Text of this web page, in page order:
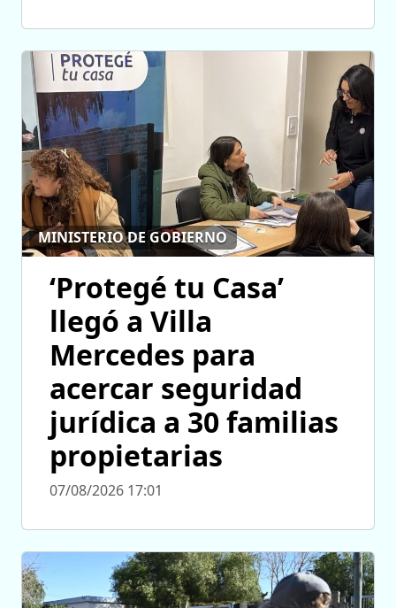
MINISTERIO DE GOBIERNO
‘Protegé tu Casa’
llegó a Villa
Mercedes para
acercar seguridad
jurídica a 30 familias
propietarias
07/08/2026 17:01